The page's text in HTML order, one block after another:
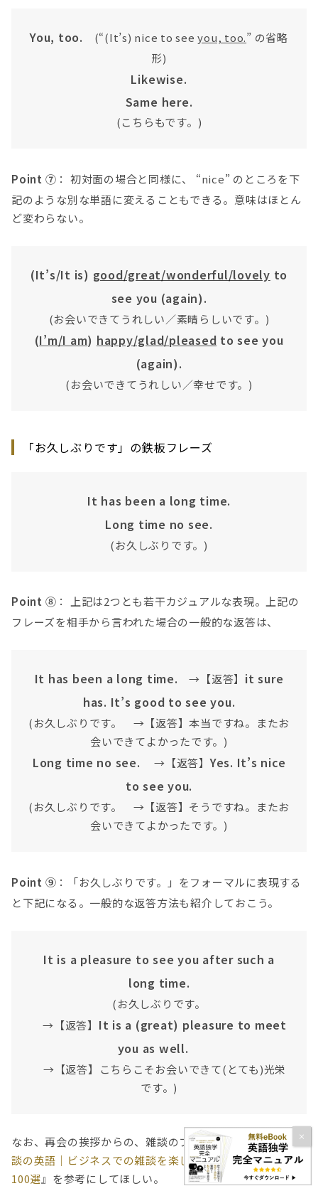
You, too. (“(It’s) nice to seeyou, too.” の省略
形)
Likewise.
Same here.
(こちらもです。)
Point ⑦ ： 初対面の場合と同様に、 “nice” のところを下
記のような別な単語に変えることもできる。意味はほとん
ど変わらない。
(It’s/It is) good/great/wonderful/lovely to
see you (again).
(お会いできてうれしい／素晴らしいです。)
(I’m/I am) happy/glad/pleased to see you
(again).
(お会いできてうれしい／幸せです。)
「お久しぶりです」の鉄板フレーズ
It has been a long time.
Long time no see.
(お久しぶりです。)
Point ⑧ ： 上記は2つとも若干カジュアルな表現。上記の
フレーズを相手から言われた場合の一般的な返答は、
It has been a long time. →【返答】 it sure
has. It’s good to see you.
(お久しぶりです。 →【返答】本当ですね。またお
会いできてよかったです。)
Long time no see. →【返答】Yes. It’s nice
to see you.
(お久しぶりです。 →【返答】そうですね。またお
会いできてよかったです。)
Point ⑨ ：「お久しぶりです。」をフォーマルに表現する
と下記になる。一般的な返答方法も紹介しておこう。
It is a pleasure to see you after such a
long time.
(お久しぶりです。
→【返答】 It is a (great) pleasure to meet
you as well.
→【返答】こちらこそお会いできて(とても)光栄
です。)
なお、再会の挨拶からの、雑談のフレーズについては『
雑
談の英語｜ビジネスでの雑談を楽しめる状況別フレーズ
100選』を参考にしてほしい。